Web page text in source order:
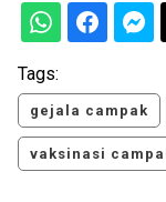
Tags:
gejala campak
vaksinasi